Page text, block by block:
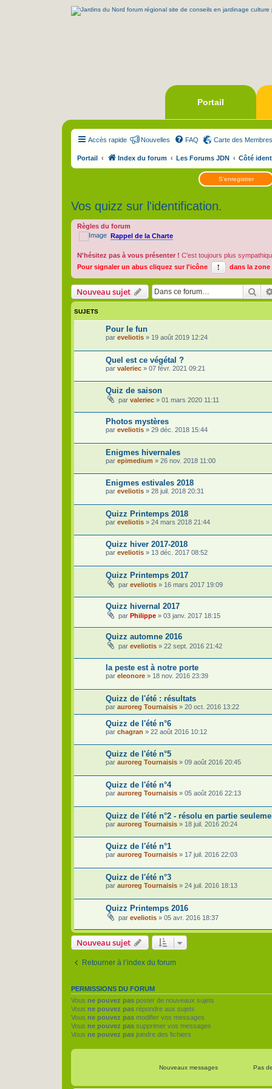
Portail
Accès rapide Nouvelles FAQ Carte des Membres
Portail Index du forum Les Forums JDN Côté
S’enregistrer
Vos quizz sur l'identification.
Règles du forum
Rappel de la Charte
N'hésitez pas à vous présenter ! C'est toujours plus
Pour signaler un abus cliquez sur l'icône
dans la zone
Nouveau sujet
SUJETS
Pour le fun
par eveliotis » 19 août 2019 12:24
Quel est ce végétal ?
par valeriec » 07 févr. 2021 09:21
Quiz de saison
par valeriec » 01 mars 2020 11:11
Photos mystères
par eveliotis » 29 déc. 2018 15:44
Enigmes hivernales
par epimedium » 26 nov. 2018 11:00
Enigmes estivales 2018
par eveliotis » 28 juil. 2018 20:31
Quizz Printemps 2018
par eveliotis » 24 mars 2018 21:44
Quizz hiver 2017-2018
par eveliotis » 13 déc. 2017 08:52
Quizz Printemps 2017
par eveliotis » 16 mars 2017 19:09
Quizz hivernal 2017
par Philippe » 03 janv. 2017 18:15
Quizz automne 2016
par eveliotis » 22 sept. 2016 21:42
la peste est à notre porte
par eleonore » 18 nov. 2016 23:39
Quizz de l'été : résultats
par auroreg Tournaisis » 20 oct. 2016 13:22
Quizz de l'été n°6
par chagran » 22 août 2016 10:12
Quizz de l'été n°5
par auroreg Tournaisis » 09 août 2016 20:45
Quizz de l'été n°4
par auroreg Tournaisis » 05 août 2016 22:13
Quizz de l'été n°2 - résolu en partie
par auroreg Tournaisis » 18 juil. 2016 20:24
Quizz de l'été n°1
par auroreg Tournaisis » 17 juil. 2016 22:03
Quizz de l'été n°3
par auroreg Tournaisis » 24 juil. 2016 18:13
Quizz Printemps 2016
par eveliotis » 05 avr. 2016 18:37
Nouveau sujet
Retourner à l’index du forum
PERMISSIONS DU FORUM
Vous ne pouvez pas poster de nouveaux sujets
Vous ne pouvez pas répondre aux sujets
Vous ne pouvez pas modifier vos messages
Vous ne pouvez pas supprimer vos messages
Vous ne pouvez pas joindre des fichiers
Nouveaux messages Pas